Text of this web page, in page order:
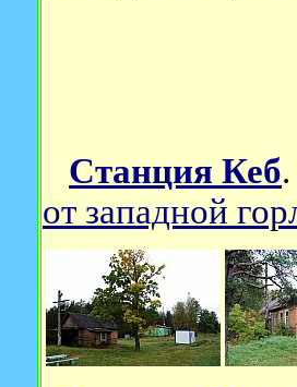
Станция Кеб
от западной